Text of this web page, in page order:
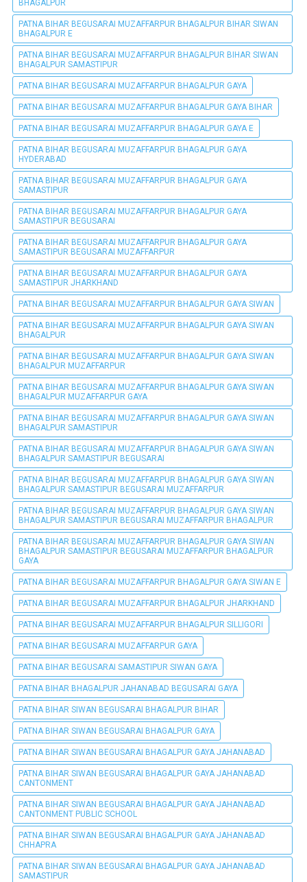
BHAGALPUR
PATNA BIHAR BEGUSARAI MUZAFFARPUR BHAGALPUR BIHAR SIWAN
BHAGALPUR E
PATNA BIHAR BEGUSARAI MUZAFFARPUR BHAGALPUR BIHAR SIWAN
BHAGALPUR SAMASTIPUR
PATNA BIHAR BEGUSARAI MUZAFFARPUR BHAGALPUR GAYA
PATNA BIHAR BEGUSARAI MUZAFFARPUR BHAGALPUR GAYA BIHAR
PATNA BIHAR BEGUSARAI MUZAFFARPUR BHAGALPUR GAYA E
PATNA BIHAR BEGUSARAI MUZAFFARPUR BHAGALPUR GAYA
HYDERABAD
PATNA BIHAR BEGUSARAI MUZAFFARPUR BHAGALPUR GAYA
SAMASTIPUR
PATNA BIHAR BEGUSARAI MUZAFFARPUR BHAGALPUR GAYA
SAMASTIPUR BEGUSARAI
PATNA BIHAR BEGUSARAI MUZAFFARPUR BHAGALPUR GAYA
SAMASTIPUR BEGUSARAI MUZAFFARPUR
PATNA BIHAR BEGUSARAI MUZAFFARPUR BHAGALPUR GAYA
SAMASTIPUR JHARKHAND
PATNA BIHAR BEGUSARAI MUZAFFARPUR BHAGALPUR GAYA SIWAN
PATNA BIHAR BEGUSARAI MUZAFFARPUR BHAGALPUR GAYA SIWAN
BHAGALPUR
PATNA BIHAR BEGUSARAI MUZAFFARPUR BHAGALPUR GAYA SIWAN
BHAGALPUR MUZAFFARPUR
PATNA BIHAR BEGUSARAI MUZAFFARPUR BHAGALPUR GAYA SIWAN
BHAGALPUR MUZAFFARPUR GAYA
PATNA BIHAR BEGUSARAI MUZAFFARPUR BHAGALPUR GAYA SIWAN
BHAGALPUR SAMASTIPUR
PATNA BIHAR BEGUSARAI MUZAFFARPUR BHAGALPUR GAYA SIWAN
BHAGALPUR SAMASTIPUR BEGUSARAI
PATNA BIHAR BEGUSARAI MUZAFFARPUR BHAGALPUR GAYA SIWAN
BHAGALPUR SAMASTIPUR BEGUSARAI MUZAFFARPUR
PATNA BIHAR BEGUSARAI MUZAFFARPUR BHAGALPUR GAYA SIWAN
BHAGALPUR SAMASTIPUR BEGUSARAI MUZAFFARPUR BHAGALPUR
PATNA BIHAR BEGUSARAI MUZAFFARPUR BHAGALPUR GAYA SIWAN
BHAGALPUR SAMASTIPUR BEGUSARAI MUZAFFARPUR BHAGALPUR
GAYA
PATNA BIHAR BEGUSARAI MUZAFFARPUR BHAGALPUR GAYA SIWAN E
PATNA BIHAR BEGUSARAI MUZAFFARPUR BHAGALPUR JHARKHAND
PATNA BIHAR BEGUSARAI MUZAFFARPUR BHAGALPUR SILLIGORI
PATNA BIHAR BEGUSARAI MUZAFFARPUR GAYA
PATNA BIHAR BEGUSARAI SAMASTIPUR SIWAN GAYA
PATNA BIHAR BHAGALPUR JAHANABAD BEGUSARAI GAYA
PATNA BIHAR SIWAN BEGUSARAI BHAGALPUR BIHAR
PATNA BIHAR SIWAN BEGUSARAI BHAGALPUR GAYA
PATNA BIHAR SIWAN BEGUSARAI BHAGALPUR GAYA JAHANABAD
PATNA BIHAR SIWAN BEGUSARAI BHAGALPUR GAYA JAHANABAD
CANTONMENT
PATNA BIHAR SIWAN BEGUSARAI BHAGALPUR GAYA JAHANABAD
CANTONMENT PUBLIC SCHOOL
PATNA BIHAR SIWAN BEGUSARAI BHAGALPUR GAYA JAHANABAD
CHHAPRA
PATNA BIHAR SIWAN BEGUSARAI BHAGALPUR GAYA JAHANABAD
SAMASTIPUR